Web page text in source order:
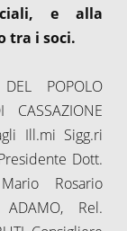
e alla
tra i soci.
POPOLO
Ill.mi Sigg.ri
Dott.
Rosario
Rel.